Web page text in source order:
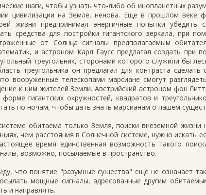
шаги, чтобы узнать что-либо об инопланетных
цивилизации на Земле, ненова. Еще в прошлом веке
жизни предпринимал энергичные попытки убедить
средства для постройки гигантского зеркала, при
от Солнца сигналы предполагаемым
и астроном Карл Гаусс предлагал создать при
треугольник, сторонами которого служили бы
треугольника он предлагал для контраста сделать
вооруженные телескопами марсиане смогут
к ним жителей Земли. Австрийский астроном фон
гигантских окружностей, квадратов и
по ночам, чтобы дать знать марсианам о пашем
обитаема только Земля, поиски внеземной жизни
чем расстояния в Солнечной системе, нужно искать
время единственная возможность такого
возможно, посылаемые в пространство.
что понятие "разумные существа" еще не означает
мощные сигналы, адресованные другим
и направлять.